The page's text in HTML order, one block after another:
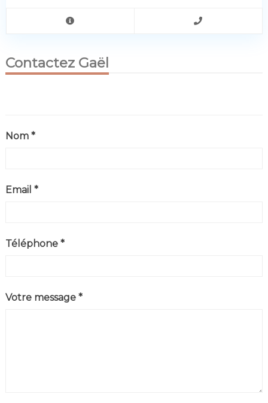
Contactez Gaël
Nom *
Email *
Téléphone *
Votre message *